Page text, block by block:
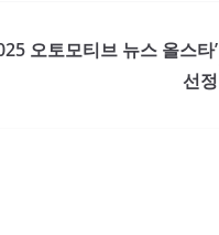
오토모티브 뉴스 올스타’
선정